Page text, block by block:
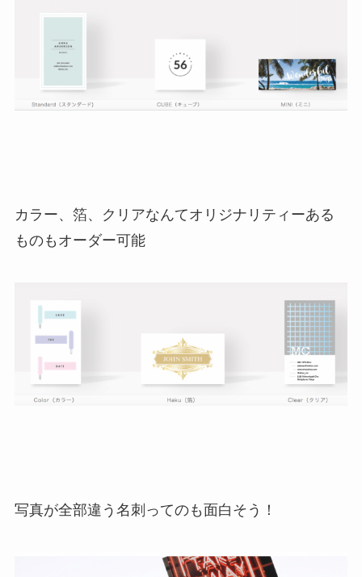
カラー、箔、クリアなんてオリジナリティーある
ものもオーダー可能
写真が全部違う名刺ってのも面白そう！